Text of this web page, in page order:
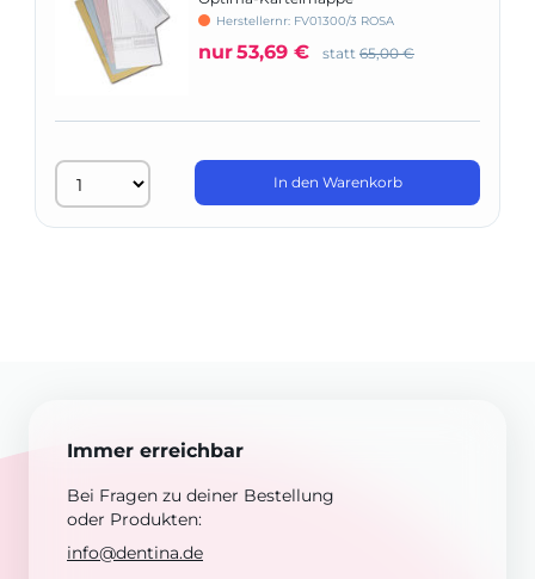
Herstellernr: FV01300/3 ROSA
nur53,69 € statt 65,00 €
In den Warenkorb
Immer erreichbar
Bei Fragen zu deiner Bestellung
oder Produkten:
info@dentina.de